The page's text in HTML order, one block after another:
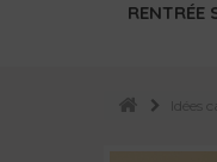
RENTRÉE
Idées